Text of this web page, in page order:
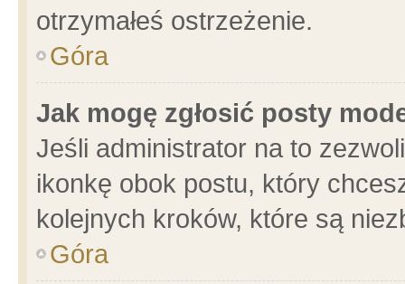
otrzymałeś ostrzeżenie.
Góra
Jak mogę zgłosić posty
Jeśli administrator na to
ikonkę obok postu, który
kolejnych kroków, które są
Góra